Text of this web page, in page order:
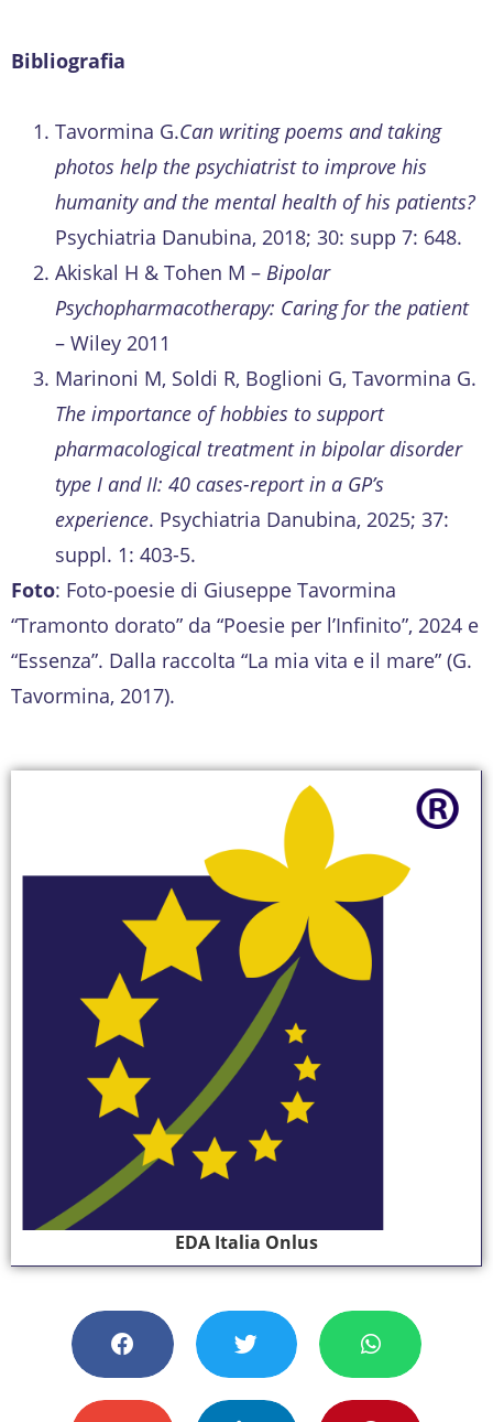
Bibliografia
Tavormina G.Can writing poems and taking
photos help the psychiatrist to improve his
humanity and the mental health of his patients?
Psychiatria Danubina, 2018; 30: supp 7: 648.
Akiskal H & Tohen M – Bipolar
Psychopharmacotherapy: Caring for the patient
– Wiley 2011
Marinoni M, Soldi R, Boglioni G, Tavormina G.
The importance of hobbies to support
pharmacological treatment in bipolar disorder
type I and II: 40 cases-report in a GP’s
experience. Psychiatria Danubina, 2025; 37:
suppl. 1: 403-5.
Foto: Foto-poesie di Giuseppe Tavormina
“Tramonto dorato” da “Poesie per l’Infinito”, 2024 e
“Essenza”. Dalla raccolta “La mia vita e il mare” (G.
Tavormina, 2017).
EDA Italia Onlus